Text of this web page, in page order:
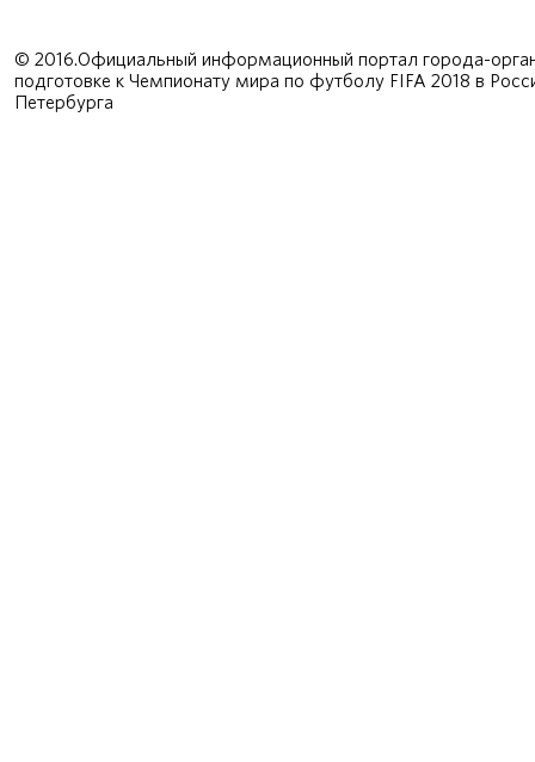
© 2016.Официальный информационный портал города-
подготовке к Чемпионату мира по футболу FIFA 2018 в
Петербурга